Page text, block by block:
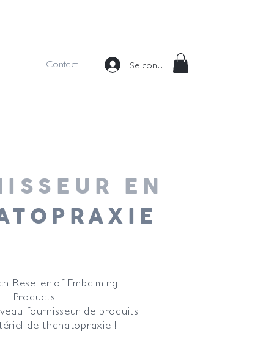
Contact Se connecter
EN
Reseller of Embalming
Products
fournisseur de produits
de thanatopraxie !